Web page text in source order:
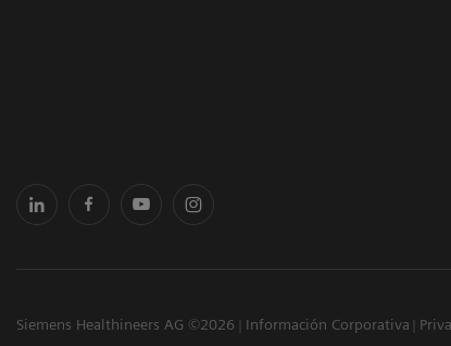
Siemens Healthineers AG ©2026 Información Corporativa